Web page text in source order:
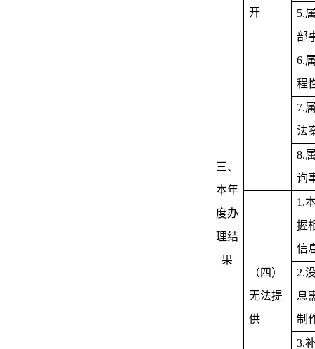
三、
本年
度办
理结
果
开
5.
部
6.
程
7.
法
8.
询
（四）
无法提
供
1.
握
信
2.
息
制
3.